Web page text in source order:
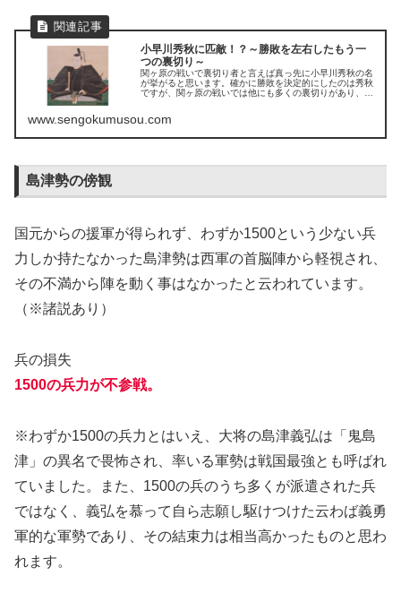
小早川秀秋に匹敵！？～勝敗を左右したもう一
つの裏切り～
関ヶ原の戦いで裏切り者と言えば真っ先に小早川秀秋の名
が挙がると思います。確かに勝敗を決定的にしたのは秀秋
ですが、関ヶ原の戦いでは他にも多くの裏切りがあり、中
www.sengokumusou.com
島津勢の傍観
国元からの援軍が得られず、わずか1500という少ない兵
力しか持たなかった島津勢は西軍の首脳陣から軽視され、
その不満から陣を動く事はなかったと云われています。
（※諸説あり）
兵の損失
1500の兵力が不参戦。
※わずか1500の兵力とはいえ、大将の島津義弘は「鬼島
津」の異名で畏怖され、率いる軍勢は戦国最強とも呼ばれ
ていました。また、1500の兵のうち多くが派遣された兵
ではなく、義弘を慕って自ら志願し駆けつけた云わば義勇
軍的な軍勢であり、その結束力は相当高かったものと思わ
れます。